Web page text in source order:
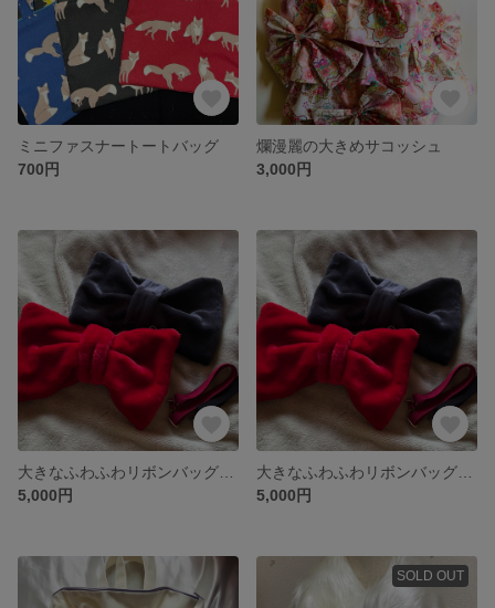
ミニファスナートートバッグ
700円
爛漫麗の大きめサコッシュ
3,000円
5,000円
5,000円
SOLD OUT